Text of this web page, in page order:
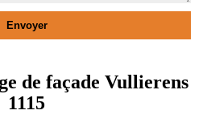
de façade Vullierens
1115